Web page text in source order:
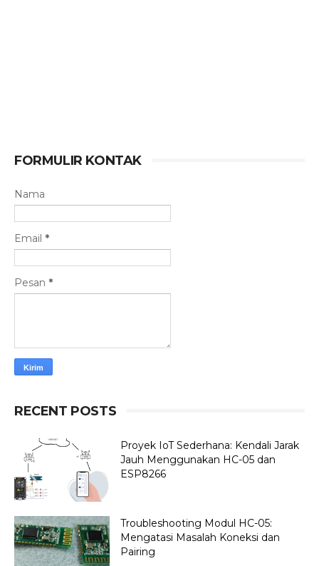
FORMULIR KONTAK
Nama
Email *
Pesan *
RECENT POSTS
Proyek IoT Sederhana: Kendali Jarak
Jauh Menggunakan HC-05 dan
ESP8266
Troubleshooting Modul HC-05:
Mengatasi Masalah Koneksi dan
Pairing